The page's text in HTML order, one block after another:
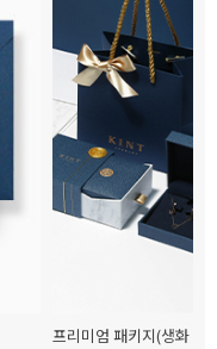
프리미엄 패키지(생화 캘